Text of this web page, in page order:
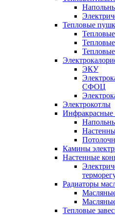
Тепловые
ЭКУ
СФОЦ
Электрокотлы
Инфракрасные
Камины
Настенные
Радиаторы
Тепловые